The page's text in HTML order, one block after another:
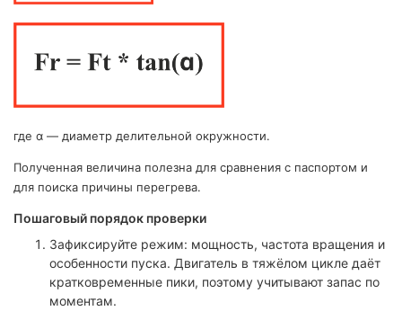
где α — диаметр делительной окружности.
Полученная величина полезна для сравнения с паспортом и
для поиска причины перегрева.
Пошаговый порядок проверки
Зафиксируйте режим: мощность, частота вращения и
особенности пуска. Двигатель в тяжёлом цикле даёт
кратковременные пики, поэтому учитывают запас по
моментам.